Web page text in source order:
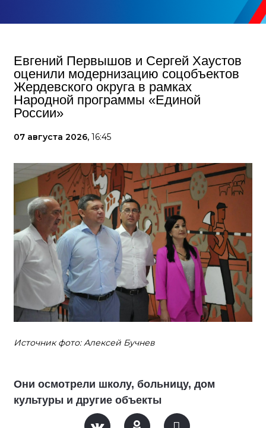
Евгений Первышов и Сергей Хаустов
оценили модернизацию соцобъектов
Жердевского округа в рамках
Народной программы «Единой
России»
07 августа 2026, 16:45
Источник фото: Алексей Бучнев
Они осмотрели школу, больницу, дом
культуры и другие объекты